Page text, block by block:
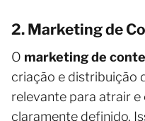
2. Marketing de
O marketing de
criação e distribuição
relevante para atrair
claramente definido.